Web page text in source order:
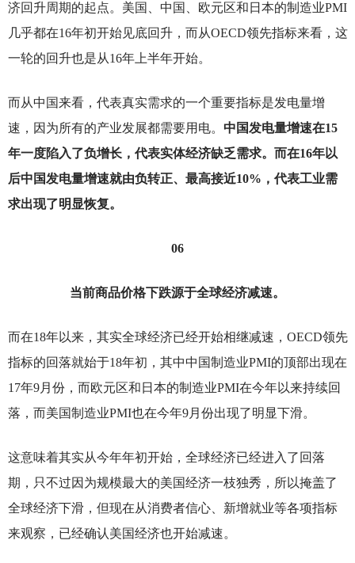
济回升周期的起点。美国、中国、欧元区和日本的制造业PMI
几乎都在16年初开始见底回升，而从OECD领先指标来看，这
一轮的回升也是从16年上半年开始。
而从中国来看，代表真实需求的一个重要指标是发电量增
速，因为所有的产业发展都需要用电。 中国发电量增速在15
年一度陷入了负增长，代表实体经济缺乏需求。而在16年以
后中国发电量增速就由负转正、最高接近10%，代表工业需
求出现了明显恢复。
06
当前商品价格下跌源于全球经济减速。
而在18年以来，其实全球经济已经开始相继减速，OECD领先
指标的回落就始于18年初，其中中国制造业PMI的顶部出现在
17年9月份，而欧元区和日本的制造业PMI在今年以来持续回
落，而美国制造业PMI也在今年9月份出现了明显下滑。
这意味着其实从今年年初开始，全球经济已经进入了回落
期，只不过因为规模最大的美国经济一枝独秀，所以掩盖了
全球经济下滑，但现在从消费者信心、新增就业等各项指标
来观察，已经确认美国经济也开始减速。